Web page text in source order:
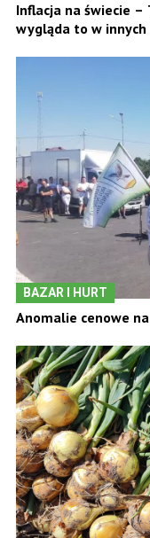
Inflacja na świecie
wygląda to w innych
BAZAR I HURT
Anomalie cenowe